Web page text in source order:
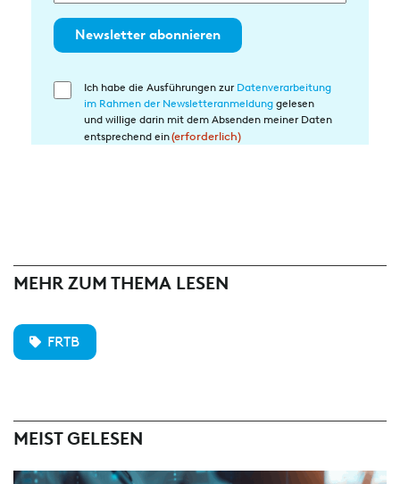
Newsletter abonnieren
Einwilligung
Ich habe die Ausführungen zur Datenverarbeitung
im Rahmen der Newsletteranmeldung gelesen
und willige darin mit dem Absenden meiner Daten
entsprechend ein(erforderlich)
MEHR ZUM THEMA LESEN
FRTB
MEIST GELESEN